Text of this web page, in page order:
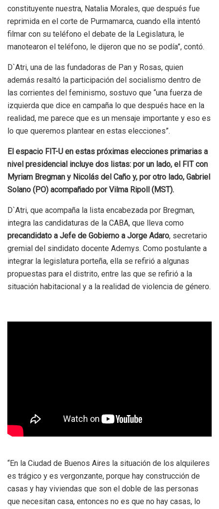
constituyente nuestra, Natalia Morales, que después fue
reprimida en el corte de Purmamarca, cuando ella intentó
filmar con su teléfono el debate de la Legislatura, le
manotearon el teléfono, le dijeron que no se podía”, contó.
D`Atri, una de las fundadoras de Pan y Rosas, quien
además resaltó la participación del socialismo dentro de
las corrientes del feminismo, sostuvo que “una fuerza de
izquierda que dice en campaña lo que después hace en la
realidad, me parece que es un mensaje importante y eso es
lo que queremos plantear en estas elecciones”.
El espacio FIT-U en estas próximas elecciones primarias a
nivel presidencial incluye dos listas: por un lado, el FIT con
Myriam Bregman y Nicolás del Caño y, por otro lado, Gabriel
Solano (PO) acompañado por Vilma Ripoll (MST).
D`Atri, que acompaña la lista encabezada por Bregman,
integra las candidaturas de la CABA, que lleva como
precandidato a Jefe de Gobierno a Jorge Adaro, secretario
gremial del sindidato docente Ademys. Como postulante a
integrar la legislatura porteña, ella se refirió a algunas
propuestas para el distrito, entre las que se refirió a la
situación habitacional y a la realidad de violencia de género.
“En la Ciudad de Buenos Aires la situación de los alquileres
es trágico y es vergonzante, porque hay construcción de
casas y hay viviendas que son el doble de las personas
que necesitan casa, entonces no es que no hay casas, lo